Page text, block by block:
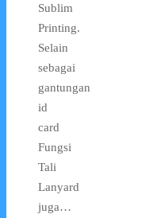
Sublim
Printing.
Selain
sebagai
gantungan
id
card
Fungsi
Tali
Lanyard
juga…